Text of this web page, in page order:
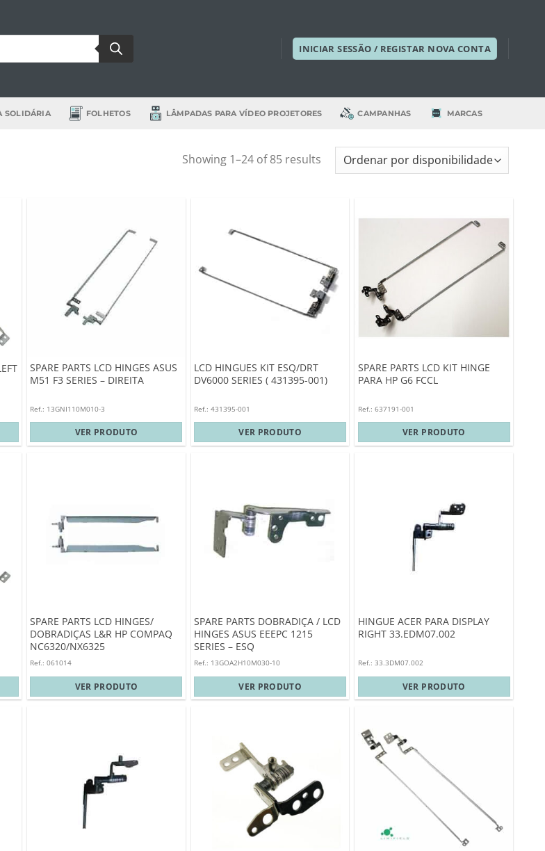
INICIAR SESSÃO / REGISTAR NOVA CONTA
SOLIDÁRIA FOLHETOS LÂMPADAS PARA VÍDEO PROJETORES CAMPANHAS MARCAS
Showing 1–24 of 85 results
SPARE PARTS LCD HINGES ASUS
M51 F3 SERIES – DIREITA
Ref.: 13GNI110M010-3
VER PRODUTO
LCD HINGUES KIT ESQ/DRT
DV6000 SERIES ( 431395-001)
Ref.: 431395-001
VER PRODUTO
SPARE PARTS LCD KIT HINGE
PARA HP G6 FCCL
Ref.: 637191-001
VER PRODUTO
SPARE PARTS LCD HINGES/
DOBRADIÇAS L&R HP COMPAQ
NC6320/NX6325
Ref.: 061014
VER PRODUTO
SPARE PARTS DOBRADIÇA / LCD
HINGES ASUS EEEPC 1215
SERIES – ESQ
Ref.: 13GOA2H10M030-10
VER PRODUTO
HINGUE ACER PARA DISPLAY
RIGHT 33.EDM07.002
Ref.: 33.3DM07.002
VER PRODUTO